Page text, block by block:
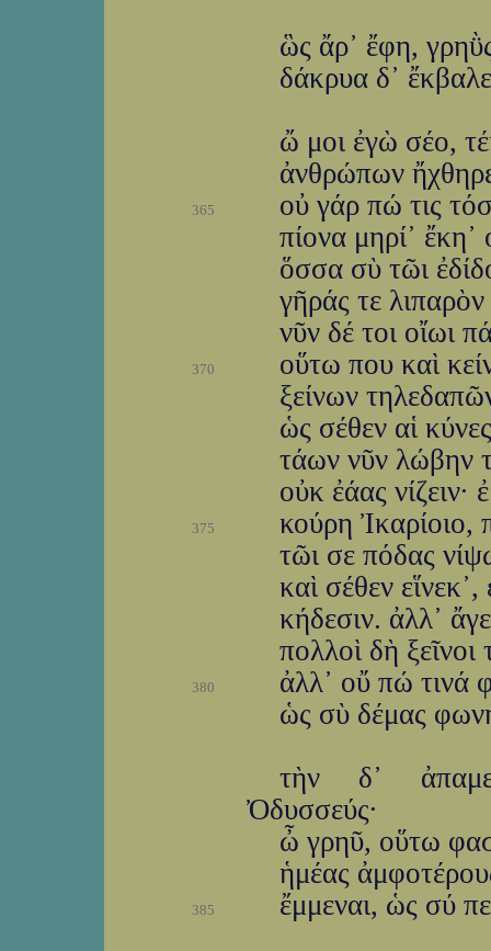
ὣς ἄρ᾽ ἔφη,
δάκρυα δ᾽
ὤ μοι ἐγὼ σέο,
ἀνθρώπων
365
οὐ γάρ πώ τις
πίονα μηρί᾽
ὅσσα σὺ τῶι
γῆράς τε
νῦν δέ τοι οἴωι
370
οὕτω που καὶ
ξείνων
ὡς σέθεν αἱ
τάων νῦν λώβην
οὐκ ἐάας
375
κούρη Ἰκαρίοιο,
τῶι σε πόδας
καὶ σέθεν
κήδεσιν. ἀλλ᾽
πολλοὶ δὴ ξεῖνοι
380
ἀλλ᾽ οὔ πώ τινά
ὡς σὺ δέμας
τὴν δ᾽
Ὀδυσσεύς·
ὦ γρηῦ, οὕτω
ἡμέας
385
ἔμμεναι, ὡς σύ